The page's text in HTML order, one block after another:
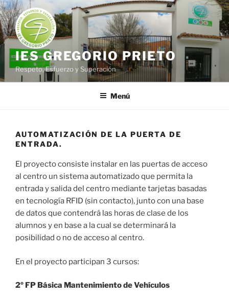
Saltar
al
contenido
IES GREGORIO PRIETO
Respeto, Esfuerzo y Superación
Menú
AUTOMATIZACIÓN DE LA PUERTA DE
ENTRADA.
El proyecto consiste instalar en las puertas de acceso
al centro un sistema automatizado que permita la
entrada y salida del centro mediante tarjetas basadas
en tecnología RFID (sin contacto), junto con una base
de datos que contendrá las horas de clase de los
alumnos y en base a la cual se determinará la
posibilidad o no de acceso al centro.
En el proyecto participan 3 cursos:
2º FP Básica Mantenimiento de Vehículos